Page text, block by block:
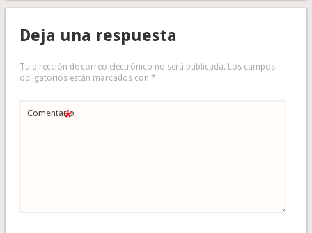
Deja una respuesta
Tu dirección de correo electrónico no será publicada. Los campos
obligatorios están marcados con *
Comentario
*